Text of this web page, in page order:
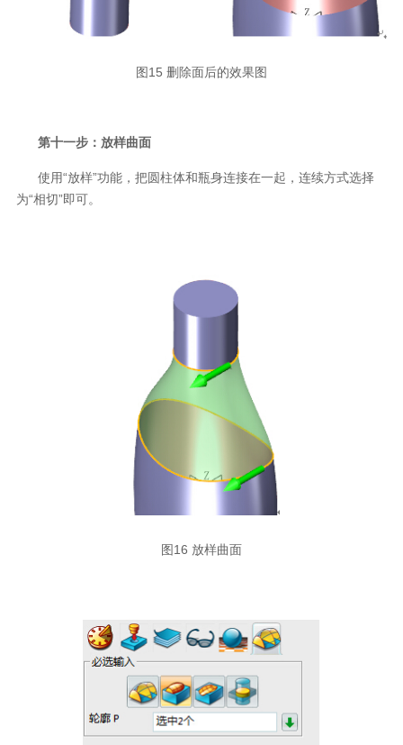
图15 删除面后的效果图
第十一步：放样曲面
使用“放样”功能，把圆柱体和瓶身连接在一起，连续方式选择
为“相切”即可。
图16 放样曲面